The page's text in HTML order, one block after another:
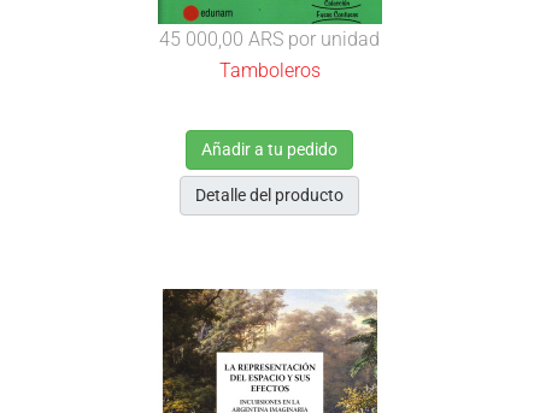
45 000,00 ARS por unidad
Tamboleros
Añadir a tu pedido
Detalle del producto